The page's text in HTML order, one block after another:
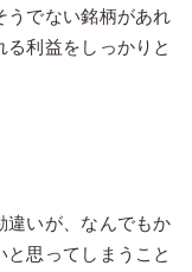
うでない銘柄があれ
利益をしっかりと
違いが、なんでもか
思ってしまうこと